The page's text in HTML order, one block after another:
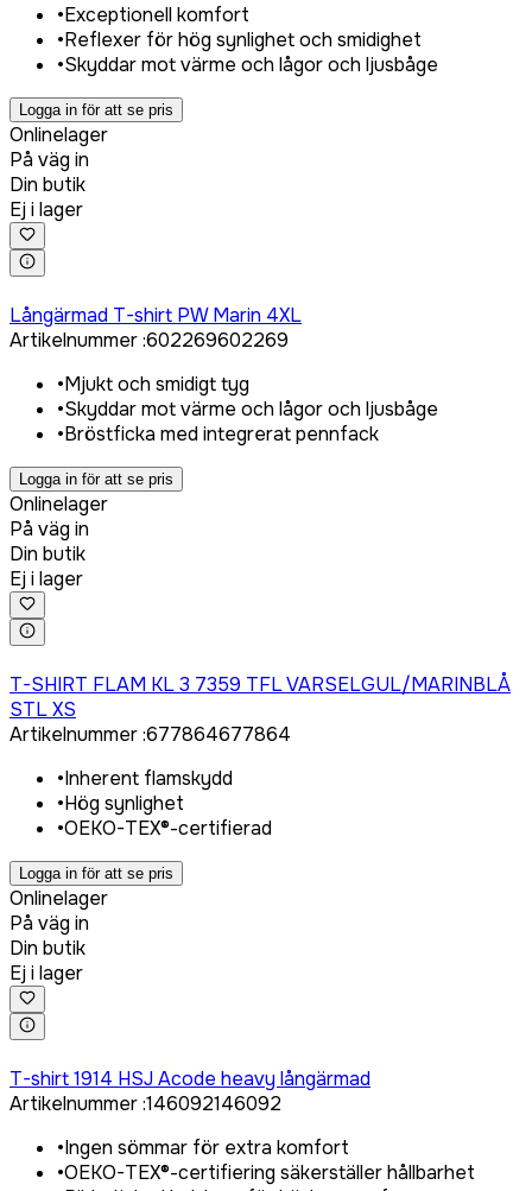
•Exceptionell komfort
•Reflexer för hög synlighet och smidighet
•Skyddar mot värme och lågor och ljusbåge
Logga in för att se pris
Onlinelager
På väg in
Din butik
Ej i lager
Långärmad T-shirt PW Marin 4XL
Artikelnummer:602269602269
•Mjukt och smidigt tyg
•Skyddar mot värme och lågor och ljusbåge
•Bröstficka med integrerat pennfack
Logga in för att se pris
Onlinelager
På väg in
Din butik
Ej i lager
T-SHIRT FLAM KL 3 7359 TFL VARSELGUL/MARINBLÅ
STL XS
Artikelnummer:677864677864
•Inherent flamskydd
•Hög synlighet
•OEKO-TEX®-certifierad
Logga in för att se pris
Onlinelager
På väg in
Din butik
Ej i lager
T-shirt 1914 HSJ Acode heavy långärmad
Artikelnummer:146092146092
•Ingen sömmar för extra komfort
•OEKO-TEX®-certifiering säkerställer hållbarhet